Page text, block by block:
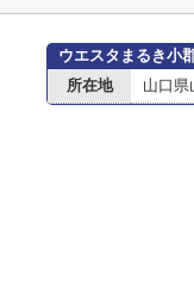
ウエスタまるき小
所在地
山口県